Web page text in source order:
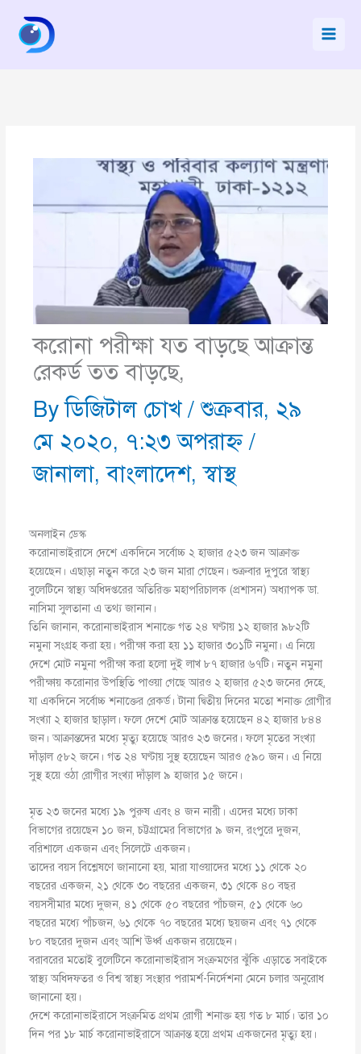
content
করোনা পরীক্ষা যত বাড়ছে আক্রান্ত
রেকর্ড তত বাড়ছে,
Byডিজিটাল চোখ/শুক্রবার, ২৯
মে ২০২০, ৭:২৩ অপরাহ্ণ/
জানালা,বাংলাদেশ,স্বাস্থ
অনলাইন ডেস্ক
করোনাভাইরাসে দেশে একদিনে সর্বোচ্চ ২ হাজার ৫২৩ জন আক্রাক্ত
হয়েছেন। এছাড়া নতুন করে ২৩ জন মারা গেছেন। শুক্রবার দুপুরে স্বাস্থ্য
বুলেটিনে স্বাস্থ্য অধিদপ্তরের অতিরিক্ত মহাপরিচালক (প্রশাসন) অধ্যাপক ডা.
নাসিমা সুলতানা এ তথ্য জানান।
তিনি জানান, করোনাভাইরাস শনাক্তে গত ২৪ ঘণ্টায় ১২ হাজার ৯৮২টি
নমুনা সংগ্রহ করা হয়। পরীক্ষা করা হয় ১১ হাজার ৩০১টি নমুনা। এ নিয়ে
দেশে মোট নমুনা পরীক্ষা করা হলো দুই লাখ ৮৭ হাজার ৬৭টি। নতুন নমুনা
পরীক্ষায় করোনার উপস্থিতি পাওয়া গেছে আরও ২ হাজার ৫২৩ জনের দেহে,
যা একদিনে সর্বোচ্চ শনাক্তের রেকর্ড। টানা দ্বিতীয় দিনের মতো শনাক্ত রোগীর
সংখ্যা ২ হাজার ছাড়াল। ফলে দেশে মোট আক্রান্ত হয়েছেন ৪২ হাজার ৮৪৪
জন। আক্রান্তদের মধ্যে মৃত্যু হয়েছে আরও ২৩ জনের। ফলে মৃতের সংখ্যা
দাঁড়াল ৫৮২ জনে। গত ২৪ ঘণ্টায় সুস্থ হয়েছেন আরও ৫৯০ জন। এ নিয়ে
সুস্থ হয়ে ওঠা রোগীর সংখ্যা দাঁড়াল ৯ হাজার ১৫ জনে।
মৃত ২৩ জনের মধ্যে ১৯ পুরুষ এবং ৪ জন নারী। এদের মধ্যে ঢাকা
বিভাগের রয়েছেন ১০ জন, চট্টগ্রামের বিভাগের ৯ জন, রংপুরে দুজন,
বরিশালে একজন এবং সিলেটে একজন।
তাদের বয়স বিশ্লেষণে জানানো হয়, মারা যাওয়াদের মধ্যে ১১ থেকে ২০
বছরের একজন, ২১ থেকে ৩০ বছরের একজন, ৩১ থেকে ৪০ বছর
বয়সসীমার মধ্যে দুজন, ৪১ থেকে ৫০ বছরের পাঁচজন, ৫১ থেকে ৬০
বছরের মধ্যে পাঁচজন, ৬১ থেকে ৭০ বছরের মধ্যে ছয়জন এবং ৭১ থেকে
৮০ বছরের দুজন এবং আশি ঊর্ধ্ব একজন রয়েছেন।
বরাবরের মতোই বুলেটিনে করোনাভাইরাস সংক্রমণের ঝুঁকি এড়াতে সবাইকে
স্বাস্থ্য অধিদফতর ও বিশ্ব স্বাস্থ্য সংস্থার পরামর্শ-নির্দেশনা মেনে চলার অনুরোধ
জানানো হয়।
দেশে করোনাভাইরাসে সংক্রমিত প্রথম রোগী শনাক্ত হয় গত ৮ মার্চ। তার ১০
দিন পর ১৮ মার্চ করোনাভাইরাসে আক্রান্ত হয়ে প্রথম একজনের মৃত্যু হয়।